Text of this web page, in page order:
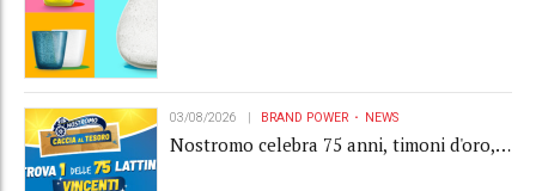
03/08/2026 BRAND POWER NEWS
Nostromo celebra 75 anni, timoni d'oro,